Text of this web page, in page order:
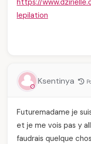
https://
lepilation
Ksentinya
Futuremadame je
et je me vois pas y
faudrais quelque